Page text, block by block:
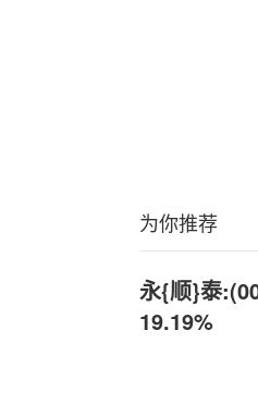
为你推荐
永{顺}泰
19.19%